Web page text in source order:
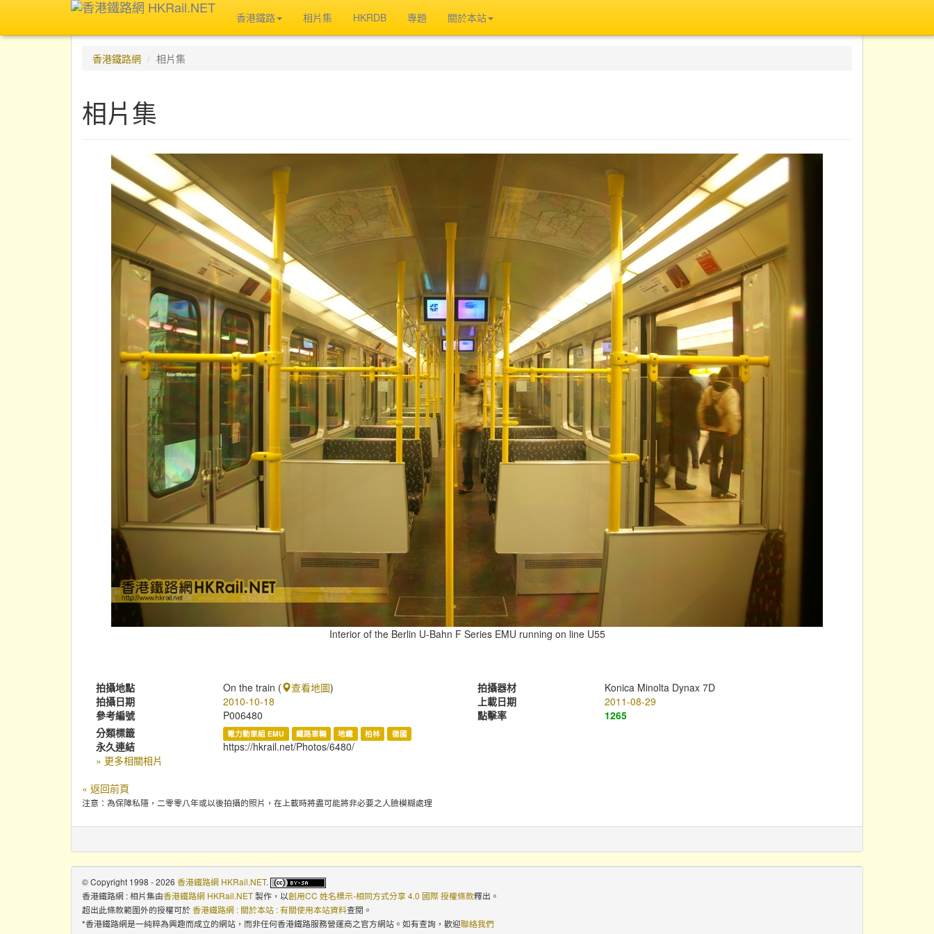
香港鐵路 相片集 HKRDB 專題 關於本站
香港鐵路網 相片集
相片集
Interior of the Berlin U-Bahn F Series EMU running on line U55
拍攝地點 On the train ( 查看地圖) 拍攝器材
Konica Minolta Dynax 7D
拍攝日期
2010-10-18 上載日期
2011-08-29
參考編號
P006480 點擊率
1265
分類標籤
電力動車組 EMU 鐵路車輛 地鐵 柏林 德國
永久連結
https://hkrail.net/Photos/6480/
» 更多相關相片
« 返回前頁
注意：為保障私隱，二零零八年或以後拍攝的照片，在上載時將盡可能將非必要之人臉模糊處理
© Copyright 1998 - 2026 香港鐵路網 HKRail.NET.
香港鐵路網 : 相片集由香港鐵路網 HKRail.NET製作，以創用CC 姓名標示-相同方式分享 4.0 國際 授權條款釋出。
超出此條款範圍外的授權可於香港鐵路網 : 關於本站 : 有關使用本站資料查閱。
*香港鐵路網是一純粹為興趣而成立的網站，而非任何香港鐵路服務營運商之官方網站。如有查詢，歡迎聯絡我們